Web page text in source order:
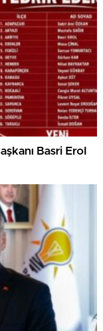
Basri Erol